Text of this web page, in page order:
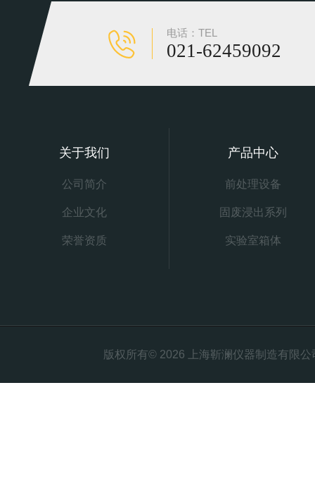
电话：TEL
021-62459092
关于我们
公司简介
企业文化
荣誉资质
产品中心
前处理设备
固废浸出系列
实验室箱体
版权所有© 2026 上海靳澜仪器制造有限